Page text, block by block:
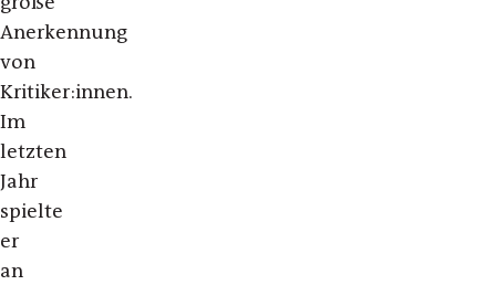
Anerkennung
von
Kritiker:innen.
Im
letzten
Jahr
spielte
er
an